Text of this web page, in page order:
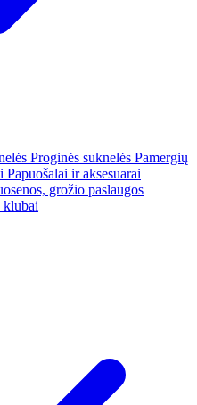
Proginės suknelės Pamergių
Papuošalai ir aksesuarai
grožio paslaugos
klubai